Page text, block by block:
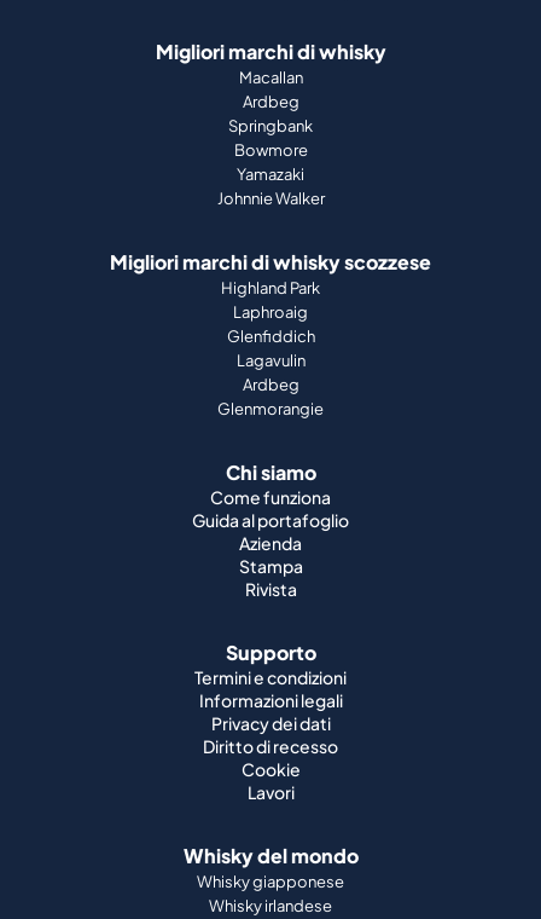
Migliori marchi di whisky
Macallan
Ardbeg
Springbank
Bowmore
Yamazaki
Johnnie Walker
Migliori marchi di whisky scozzese
Highland Park
Laphroaig
Glenfiddich
Lagavulin
Ardbeg
Glenmorangie
Chi siamo
Come funziona
Guida al portafoglio
Azienda
Stampa
Rivista
Supporto
Termini e condizioni
Informazioni legali
Privacy dei dati
Diritto di recesso
Cookie
Lavori
Whisky del mondo
Whisky giapponese
Whisky irlandese